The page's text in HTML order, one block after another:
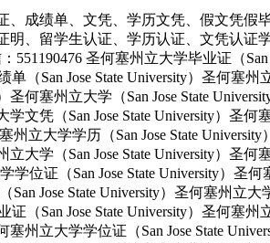
成绩单、文凭、学历文凭、假文凭假
、留学生认证、学历认证、文凭认
圣何塞州立大学毕业证（San
（San Jose State University）圣何塞
圣何塞州立大学（San Jose State
学文凭（San Jose State University）圣
州立大学学历（San Jose State
大学（San Jose State University）圣
位证（San Jose State University）圣
Jose State University）圣何塞州立
（San Jose State University）圣何塞
塞州立大学学位证（San Jose State